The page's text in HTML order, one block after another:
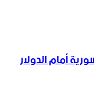
أمام الدولار